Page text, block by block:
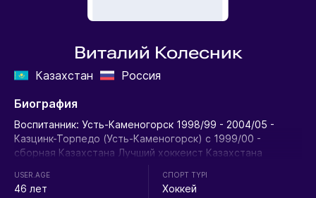
Виталий Колесник
Казахстан
Россия
Биография
Воспитанник: Усть-Каменогорск 1998/99 - 2004/05 -
Казцинк-Торпедо (Усть-Каменогорск) с 1999/00 -
сборная Казахстана Лучший хоккеист Казахстана
USER.AGE
46 лет
СПОРТ ТҮРІ
Хоккей